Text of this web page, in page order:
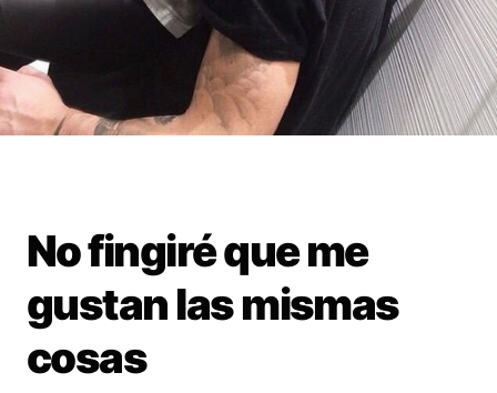
No fingiré que me
gustan las mismas
cosas